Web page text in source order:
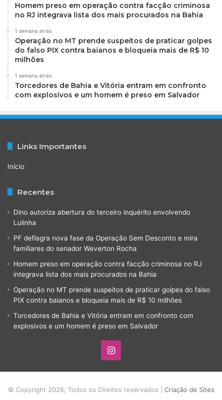
Homem preso em operação contra facção criminosa
no RJ integrava lista dos mais procurados na Bahia
1 semana atrás
Operação no MT prende suspeitos de praticar golpes
do falso PIX contra baianos e bloqueia mais de R$ 10
milhões
1 semana atrás
Torcedores de Bahia e Vitória entram em confronto
com explosivos e um homem é preso em Salvador
Links Importantes
Início
Recentes
Dino autoriza abertura do terceiro inquérito envolvendo
Lulinha
PF deflagra nova fase da Operação Sem Desconto e mira
familiares do senador Weverton Rocha
Homem preso em operação contra facção criminosa no RJ
integrava lista dos mais procurados na Bahia
Operação no MT prende suspeitos de praticar golpes do falso
PIX contra baianos e bloqueia mais de R$ 10 milhões
Torcedores de Bahia e Vitória entram em confronto com
explosivos e um homem é preso em Salvador
Instagram
© Copyright 2026, Todos os Direitos reservados | Criação de Sites